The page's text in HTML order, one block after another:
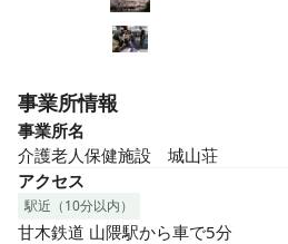
事業所情報
事業所名
介護老人保健施設　城山荘
アクセス
駅近（10分以内）
甘木鉄道 山隈駅から車で5分